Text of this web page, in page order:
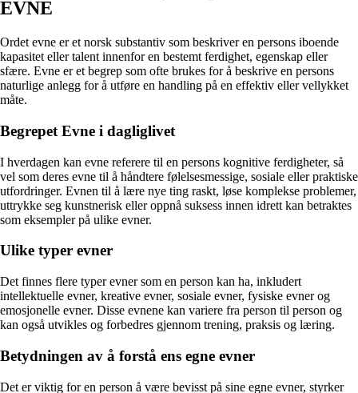
EVNE
Ordet evne er et norsk substantiv som beskriver en persons iboende
kapasitet eller talent innenfor en bestemt ferdighet, egenskap eller
sfære. Evne er et begrep som ofte brukes for å beskrive en persons
naturlige anlegg for å utføre en handling på en effektiv eller vellykket
måte.
Begrepet Evne i dagliglivet
I hverdagen kan evne referere til en persons kognitive ferdigheter, så
vel som deres evne til å håndtere følelsesmessige, sosiale eller praktiske
utfordringer. Evnen til å lære nye ting raskt, løse komplekse problemer,
uttrykke seg kunstnerisk eller oppnå suksess innen idrett kan betraktes
som eksempler på ulike evner.
Ulike typer evner
Det finnes flere typer evner som en person kan ha, inkludert
intellektuelle evner, kreative evner, sosiale evner, fysiske evner og
emosjonelle evner. Disse evnene kan variere fra person til person og
kan også utvikles og forbedres gjennom trening, praksis og læring.
Betydningen av å forstå ens egne evner
Det er viktig for en person å være bevisst på sine egne evner, styrker